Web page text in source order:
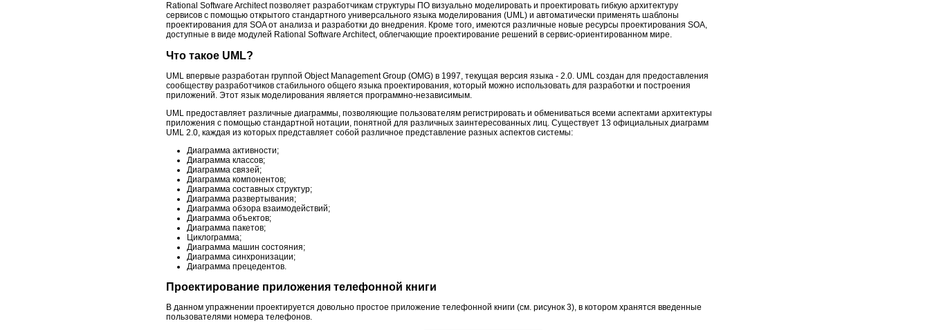
Rational Software Architect позволяет разработчикам структуры ПО визуально моделировать и проектировать гибкую архитектуру
сервисов с помощью открытого стандартного универсального языка моделирования (UML) и автоматически применять шаблоны
проектирования для SOA от анализа и разработки до внедрения. Кроме того, имеются различные новые ресурсы проектирования SOA,
доступные в виде модулей Rational Software Architect, облегчающие проектирование решений в сервис-ориентированном мире.
Что такое UML?
UML впервые разработан группой Object Management Group (OMG) в 1997, текущая версия языка - 2.0. UML создан для предоставления
сообществу разработчиков стабильного общего языка проектирования, который можно использовать для разработки и построения
приложений. Этот язык моделирования является программно-независимым.
UML предоставляет различные диаграммы, позволяющие пользователям регистрировать и обмениваться всеми аспектами архитектуры
приложения с помощью стандартной нотации, понятной для различных заинтересованных лиц. Существует 13 официальных диаграмм
UML 2.0, каждая из которых представляет собой различное представление разных аспектов системы:
Диаграмма активности;
Диаграмма классов;
Диаграмма связей;
Диаграмма компонентов;
Диаграмма составных структур;
Диаграмма развертывания;
Диаграмма обзора взаимодействий;
Диаграмма объектов;
Диаграмма пакетов;
Циклограмма;
Диаграмма машин состояния;
Диаграмма синхронизации;
Диаграмма прецедентов.
Проектирование приложения телефонной книги
В данном упражнении проектируется довольно простое приложение телефонной книги (см. рисунок 3), в котором хранятся введенные
пользователями номера телефонов.